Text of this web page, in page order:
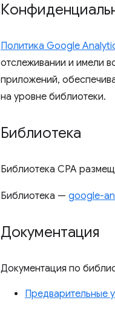
Политика Google
отслеживании и имели
приложений,
на уровне библиотеки.
Библиотека
Библиотека CPA
Библиотека — google-
Документация
Документация по
Предварительные